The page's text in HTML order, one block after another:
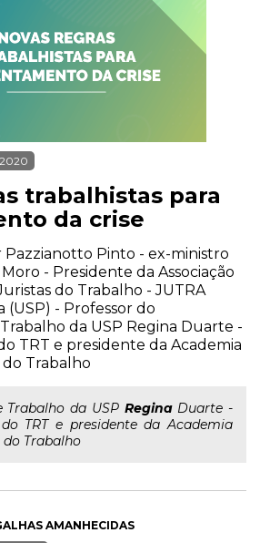
trabalhistas para
da crise
Pazzianotto Pinto - ex-ministro
- Presidente da Associação
do Trabalho - JUTRA
(USP) - Professor do
da USP Regina Duarte -
TRT e presidente da Academia
Trabalho
Trabalho da USP ReginaDuarte -
TRT e presidente da Academia
Trabalho
AMANHECIDAS